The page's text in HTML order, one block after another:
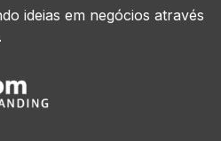
ideias em negócios através